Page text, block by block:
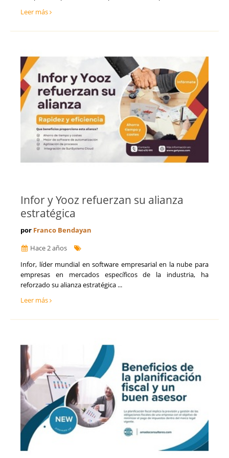
Teruel
Toledo
Zamora
Zaragoza
Leer más
Infor y Yooz refuerzan su alianza
estratégica
por Franco Bendayan
Hace 2 años
Infor, líder mundial en software empresarial en la nube para
empresas en mercados específicos de la industria, ha
reforzado su alianza estratégica ...
Leer más